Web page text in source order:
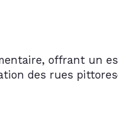
offrant un
des rues